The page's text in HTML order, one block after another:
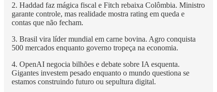
2. Haddad faz mágica fiscal e Fitch rebaixa Colômbia. Ministro
garante controle, mas realidade mostra rating em queda e
contas que não fecham.
3. Brasil vira líder mundial em carne bovina. Agro conquista
500 mercados enquanto governo tropeça na economia.
4. OpenAI negocia bilhões e debate sobre IA esquenta.
Gigantes investem pesado enquanto o mundo questiona se
estamos construindo futuro ou sepultura digital.